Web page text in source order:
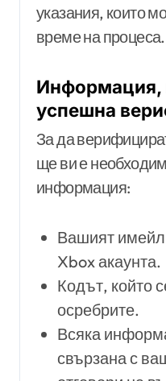
указания, които
време на процеса.
Информация,
успешна
За да
ще ви е
информация:
Вашият имейл
Xbox акаунта.
Кодът, който
осребрите.
Всяка
свързана с